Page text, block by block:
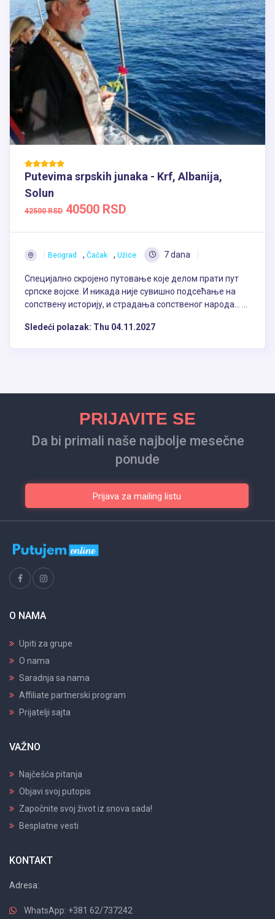
Putevima srpskih junaka - Krf, Albanija,
Solun
42500 RSD 40500 RSD
Beograd , Čačak , Užice 7 dana
Специјално скројено путовање које делом прати пут
српске војске. И никада није сувишно подсећање на
сопствену историју, и страдања сопственог народа… ...
Sledeći polazak: Thu 04.11.2027
PRIJAVITE SE
Da bi primali naše najbolje mesečne
ponude
Prijava za mailing listu
O NAMA
Upiti za grupe
O nama
Saradnja sa nama
Affiliate partnerski program
Prijatelji sajta
VAŽNO
Najčešća pitanja
Objavi svoj putopis
Započnite svoj život iz snova sada!
Besplatne vesti
KONTAKT
Adresa:
WhatsApp: +381 62/737242